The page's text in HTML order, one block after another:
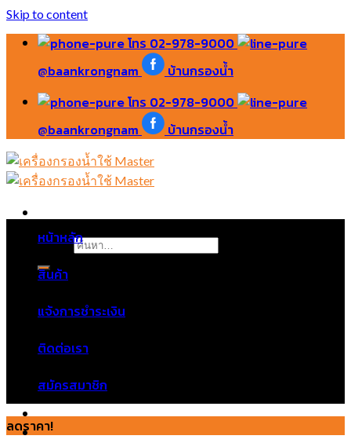
Skip to content
โทร 02-978-9000
@baankrongnam
บ้านกรองน้ำ
โทร 02-978-9000
@baankrongnam
บ้านกรองน้ำ
ค้นหา:
ไม่มีสินค้าในตะกร้า
หน้าหลัก
สินค้า
แจ้งการชำระเงิน
ติดต่อเรา
สมัครสมาชิก
ลดราคา!